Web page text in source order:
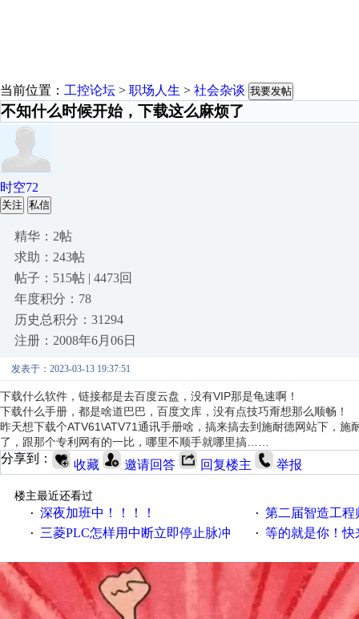
当前位置： 工控论坛 > 职场人生 > 社会杂谈 我要发帖
不知什么时候开始，下载这么麻烦了
时空72
关注 私信
精华：2帖
求助：243帖
帖子：515帖 | 4473回
年度积分：78
历史总积分：31294
注册：2008年6月06日
发表于：2023-03-13 19:37:51
下载什么软件，链接都是去百度云盘，没有VIP那是龟速啊！
下载什么手册，都是啥道巴巴，百度文库，没有点技巧甭想那么顺畅！
昨天想下载个ATV61\ATV71通讯手册啥，搞来搞去到施耐德网站下，
了，跟那个专利网有的一比，哪里不顺手就哪里搞……
分享到： 收藏 邀请回答 回复楼主 举报
楼主最近还看过
· 深夜加班中！！！！ · 第二届智造工程师节
· 三菱PLC怎样用中断立即停止脉冲 · 等的就是你！快来